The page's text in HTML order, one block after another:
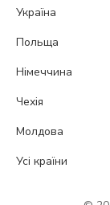
Україна
Польща
Німеччина
Чехія
Молдова
Усі країни